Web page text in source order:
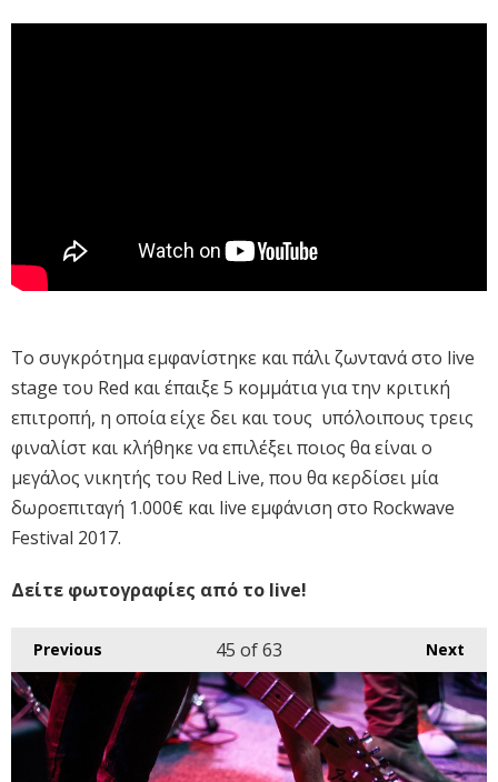
Το συγκρότημα εμφανίστηκε και πάλι ζωντανά στο live
stage του Red και έπαιξε 5 κομμάτια για την κριτική
επιτροπή, η οποία είχε δει και τους υπόλοιπους τρεις
φιναλίστ και κλήθηκε να επιλέξει ποιος θα είναι ο
μεγάλος νικητής του Red Live, που θα κερδίσει μία
δωροεπιταγή 1.000€ και live εμφάνιση στο Rockwave
Festival 2017.
Δείτε φωτογραφίες από το live!
Previous Next
45 of 63